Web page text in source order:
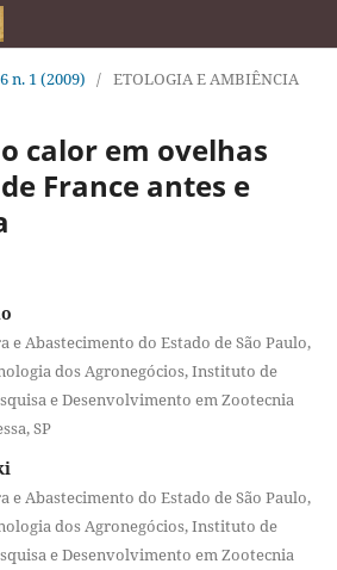
n. 1 (2009) / ETOLOGIA E AMBIÊNCIA
calor em ovelhas
France antes e
e Abastecimento do Estado de São Paulo,
dos Agronegócios, Instituto de
e Desenvolvimento em Zootecnia
SP
e Abastecimento do Estado de São Paulo,
dos Agronegócios, Instituto de
e Desenvolvimento em Zootecnia